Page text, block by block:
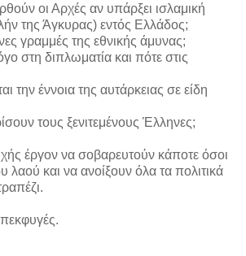
οι Αρχές αν υπάρξει ισλαμική
της Άγκυρας) εντός Ελλάδος;
γραμμές της εθνικής άμυνας;
στη διπλωματία και πότε στις
την έννοια της αυτάρκειας σε είδη
τους ξενιτεμένους Έλληνες;
έργον να σοβαρευτούν κάποτε όσοι
λαού και να ανοίξουν όλα τα πολιτικά